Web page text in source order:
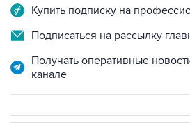
Купить подписку на
Подписаться на рассылку
Получать оперативные
канале